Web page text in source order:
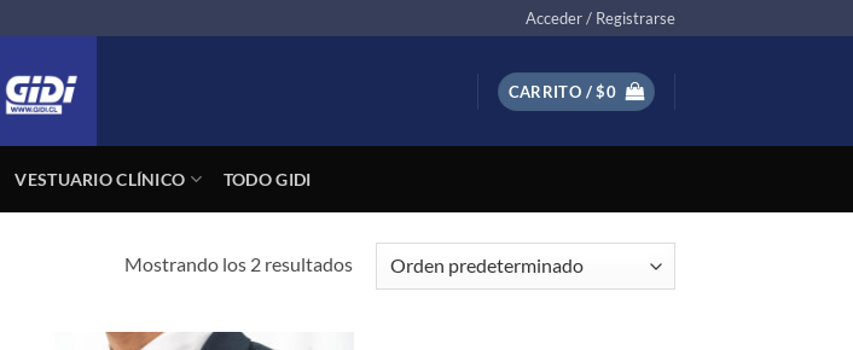
Acceder / Registrarse
CARRITO /$0
VESTUARIO CLÍNICO TODO GIDI
Mostrando los 2 resultados